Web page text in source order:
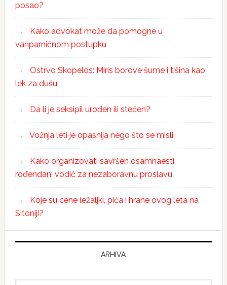
posao?
Kako advokat može da pomogne u
vanparničnom postupku
Ostrvo Skopelos: Miris borove šume i tišina kao
lek za dušu
Da li je seksipil urođen ili stečen?
Vožnja leti je opasnija nego što se misli
Kako organizovati savršen osamnaesti
rođendan: vodič za nezaboravnu proslavu
Koje su cene ležaljki, pića i hrane ovog leta na
Sitoniji?
ARHIVA